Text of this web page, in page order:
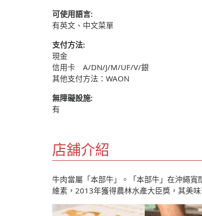
可使用語言:
有英文、中文菜單
支付方法:
現金
信用卡 A/DN/J/M/UF/V/銀
其他支付方法：WAON
無障礙設施:
有
店舖介紹
牛肉當屬「本部牛」。「本部牛」在沖繩
維素，2013年獲得農林水產大臣獎，其美味